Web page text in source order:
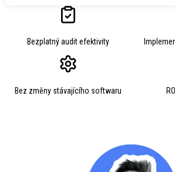
Bezplatný audit efektivity
Bez změny stávajícího softwaru